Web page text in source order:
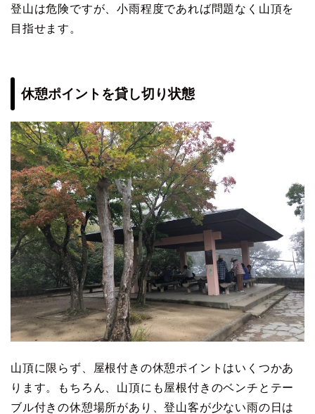
登山は危険ですが、小雨程度であれば問題なく山頂を
目指せます。
休憩ポイントを貸し切り状態
山頂に限らず、屋根付きの休憩ポイントはいくつかあ
ります。もちろん、山頂にも屋根付きのベンチとテー
ブル付きの休憩場所があり、登山客が少ない雨の日は